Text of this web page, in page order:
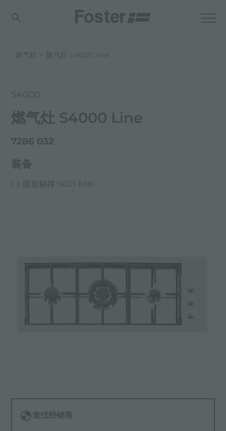
燃气灶 燃气灶 s4000 line
S4000
燃气灶 S4000 Line
7286 032
装备
1 x 圆底锅撑 9601 668
查找经销商